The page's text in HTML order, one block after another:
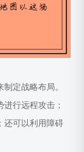
定战略布局。
行远程攻击；
还可以利用障碍